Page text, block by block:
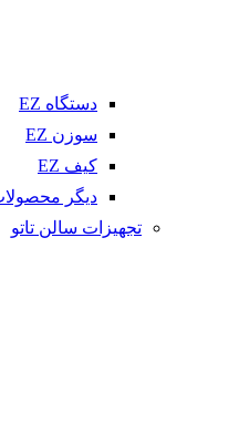
دستگاه EZ
سوزن EZ
کیف EZ
دیگر محصولات EZ
تجهیزات سالن تاتو